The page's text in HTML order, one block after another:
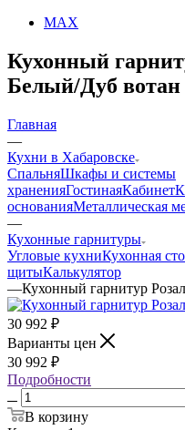
MAX
Кухонный
Белый/Дуб вотан
Главная
—
Кухни в Хабаровске
СпальняШкафы и системы
храненияГостинаяКабинет
основанияМеталлическая
—
Кухонные гарнитуры
Угловые кухниКухонная
щитыКалькулятор
—Кухонный гарнитур
30 992 ₽
Варианты цен
30 992 ₽
Подробности
В корзину